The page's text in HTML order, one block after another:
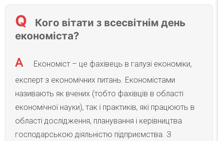
Кого вітати з всесвітнім день
економіста?
Економіст – це фахівець в галузі економіки,
експерт з економічних питань. Економістами
називають як вчених (тобто фахівців в області
економічної науки), так і практиків, які працюють в
області дослідження, планування і керівництва
господарською діяльністю підприємства. З